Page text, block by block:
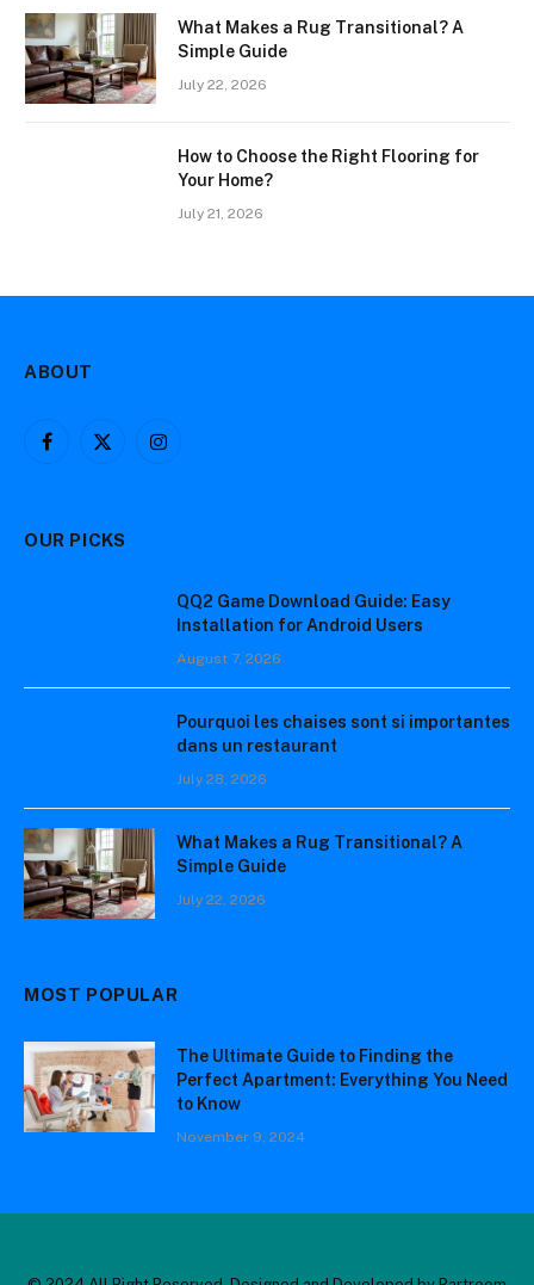
What Makes a Rug Transitional? A
Simple Guide
July 22, 2026
How to Choose the Right Flooring for
Your Home?
July 21, 2026
ABOUT
Facebook
X
Instagram
OUR PICKS
QQ2 Game Download Guide: Easy
Installation for Android Users
August 7, 2026
Pourquoi les chaises sont si importantes
dans un restaurant
July 28, 2026
What Makes a Rug Transitional? A
Simple Guide
July 22, 2026
MOST POPULAR
The Ultimate Guide to Finding the
Perfect Apartment: Everything You Need
to Know
November 9, 2024